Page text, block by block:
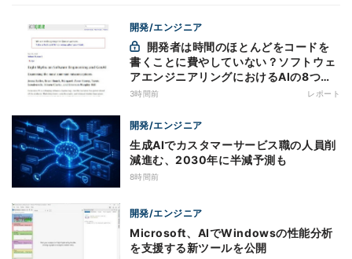
開発/エンジニア
書くことに費やしていない？ソフトウェ
アエンジニアリングにおけるAIの8つの
神話への賛否
3時間前 レポート
開発/エンジニア
生成AIでカスタマーサービス職の人員削
減進む、2030年に半減予測も
8時間前
開発/エンジニア
Microsoft、AIでWindowsの性能分析
を支援する新ツールを公開